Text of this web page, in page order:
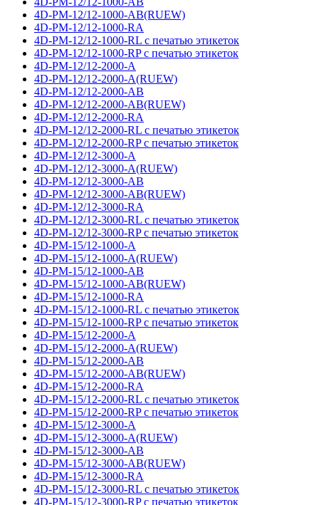
4D-PM-12/12-1000-AB(RUEW)
4D-PM-12/12-1000-RA
4D-PM-12/12-1000-RL с печатью этикеток
4D-PM-12/12-1000-RP с печатью этикеток
4D-PM-12/12-2000-A
4D-PM-12/12-2000-A(RUEW)
4D-PM-12/12-2000-AB
4D-PM-12/12-2000-AB(RUEW)
4D-PM-12/12-2000-RA
4D-PM-12/12-2000-RL с печатью этикеток
4D-PM-12/12-2000-RP с печатью этикеток
4D-PM-12/12-3000-A
4D-PM-12/12-3000-A(RUEW)
4D-PM-12/12-3000-AB
4D-PM-12/12-3000-AB(RUEW)
4D-PM-12/12-3000-RA
4D-PM-12/12-3000-RL с печатью этикеток
4D-PM-12/12-3000-RP с печатью этикеток
4D-PM-15/12-1000-A
4D-PM-15/12-1000-A(RUEW)
4D-PM-15/12-1000-AB
4D-PM-15/12-1000-AB(RUEW)
4D-PM-15/12-1000-RA
4D-PM-15/12-1000-RL с печатью этикеток
4D-PM-15/12-1000-RP с печатью этикеток
4D-PM-15/12-2000-A
4D-PM-15/12-2000-A(RUEW)
4D-PM-15/12-2000-AB
4D-PM-15/12-2000-AB(RUEW)
4D-PM-15/12-2000-RA
4D-PM-15/12-2000-RL с печатью этикеток
4D-PM-15/12-2000-RP с печатью этикеток
4D-PM-15/12-3000-A
4D-PM-15/12-3000-A(RUEW)
4D-PM-15/12-3000-AB
4D-PM-15/12-3000-AB(RUEW)
4D-PM-15/12-3000-RA
4D-PM-15/12-3000-RL с печатью этикеток
4D-PM-15/12-3000-RP с печатью этикеток